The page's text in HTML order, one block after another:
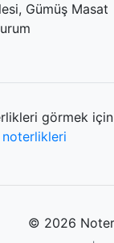
Gümüş Masat
görmek için
© 2026